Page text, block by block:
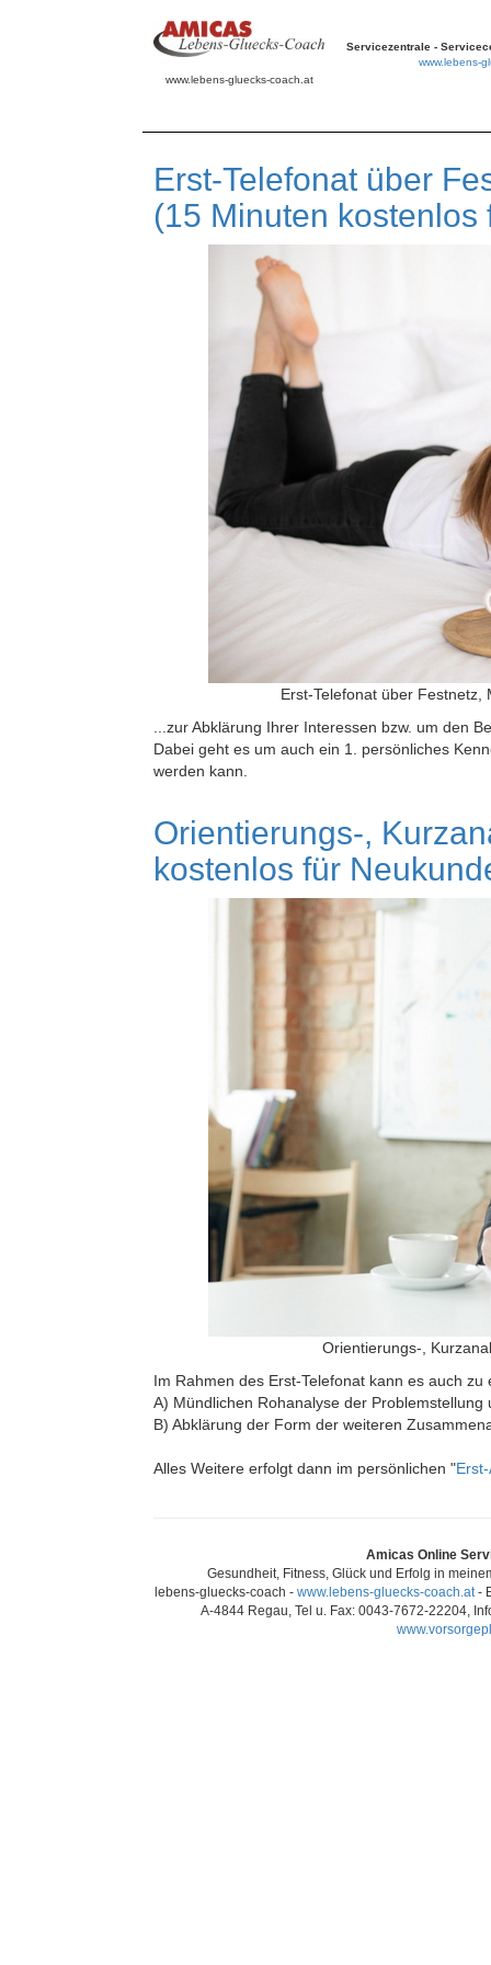
www.lebens-gluecks-coach.at
Servicezentrale -
www.lebens-
Erst-Telefonat über
(15 Minuten kostenlos
Erst-Telefonat über Festnetz,
...zur Abklärung Ihrer Interessen bzw. um den
Dabei geht es um auch ein 1. persönliches
werden kann.
Orientierungs-,
kostenlos für
Orientierungs-,
Im Rahmen des Erst-Telefonat kann es auch zu
A) Mündlichen Rohanalyse der Problemstellung
B) Abklärung der Form der weiteren
Alles Weitere erfolgt dann im persönlichen "
Amicas Online
Gesundheit, Fitness, Glück und Erfolg in
lebens-gluecks-coach - www.lebens-gluecks-coach.at-
A-4844 Regau, Tel u. Fax: 0043-7672-22204,